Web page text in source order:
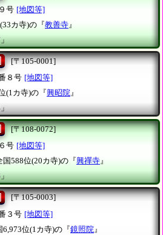
号 [地図等]
カ寺)の『教善寺 』
[〒105-0001]
８号 [地図等]
(1カ寺)の『興昭院 』
[〒108-0072]
号 [地図等]
国588位(20カ寺)の『興禪寺』
[〒105-0003]
３号 [地図等]
6,973位(1カ寺)の『鏡照院 』